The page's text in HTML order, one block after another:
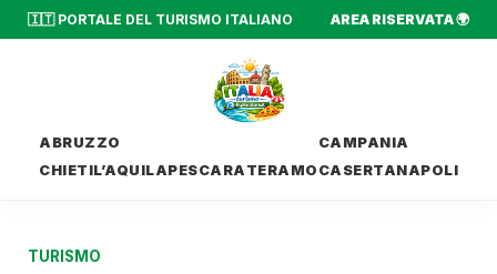
🇮🇹 PORTALE DEL TURISMO ITALIANO AREA RISERVATA 🌍
ABRUZZO
CHIETIL’AQUILAPESCARA TERAMO
CAMPANIA
CASERTANAPOLI
TURISMO